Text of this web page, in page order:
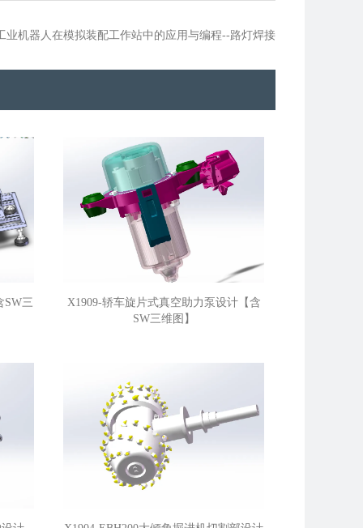
业机器人在模拟装配工作站中的应用与编程--路灯焊接
SW三
X1909-轿车旋片式真空助力泵设计【含
SW三维图】